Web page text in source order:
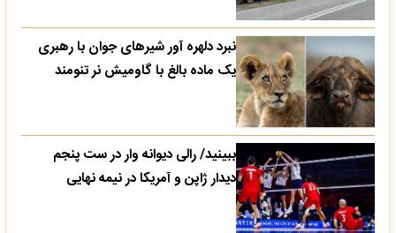
نبرد دلهره آور شیرهای جوان با رهبری
یک ماده بالغ با گاومیش نر تنومند
ببینید/ رالی دیوانه وار در ست پنجم
دیدار ژاپن و آمریکا در نیمه نهایی